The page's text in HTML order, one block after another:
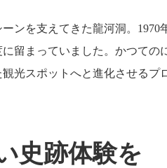
ンを支えてきた龍河洞。
留まっていました。かつて
光スポットへと進化させる
史跡体験を